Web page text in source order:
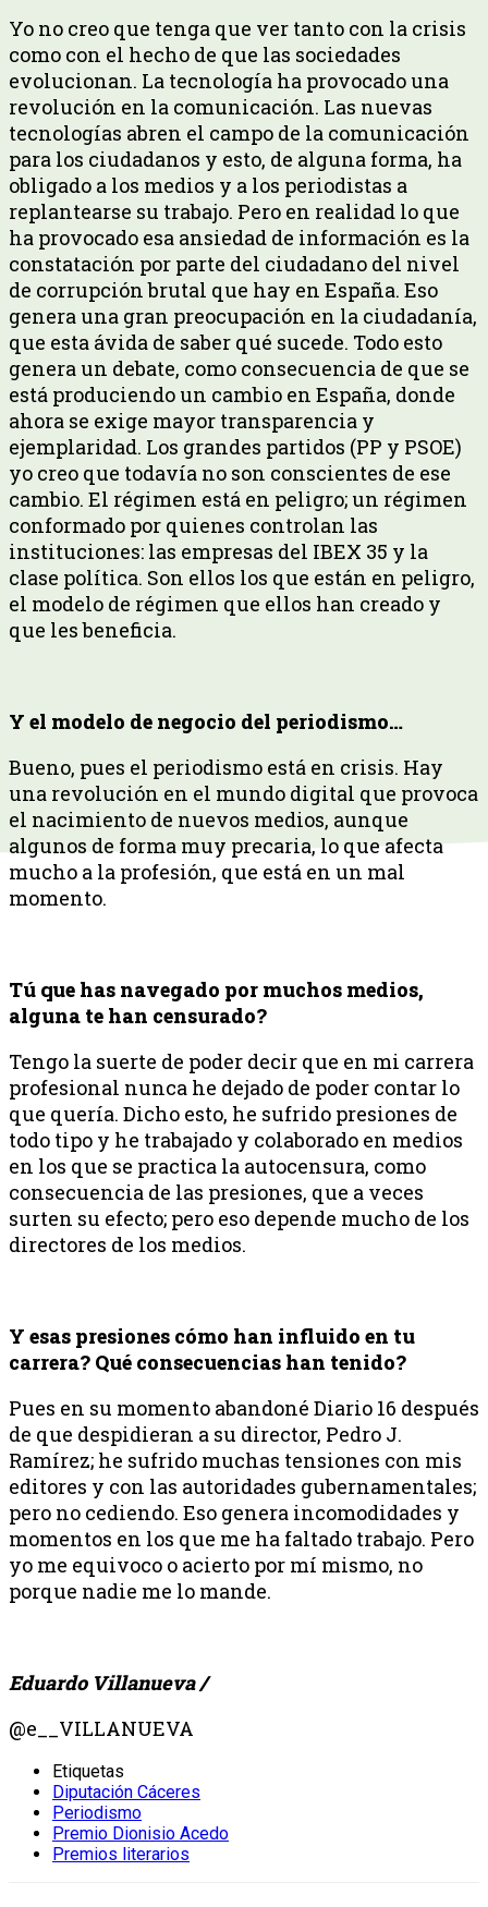
Yo no creo que tenga que ver tanto con la crisis
como con el hecho de que las sociedades
evolucionan. La tecnología ha provocado una
revolución en la comunicación. Las nuevas
tecnologías abren el campo de la comunicación
para los ciudadanos y esto, de alguna forma, ha
obligado a los medios y a los periodistas a
replantearse su trabajo. Pero en realidad lo que
ha provocado esa ansiedad de información es la
constatación por parte del ciudadano del nivel
de corrupción brutal que hay en España. Eso
genera una gran preocupación en la ciudadanía,
que esta ávida de saber qué sucede. Todo esto
genera un debate, como consecuencia de que se
está produciendo un cambio en España, donde
ahora se exige mayor transparencia y
ejemplaridad. Los grandes partidos (PP y PSOE)
yo creo que todavía no son conscientes de ese
cambio. El régimen está en peligro; un régimen
conformado por quienes controlan las
instituciones: las empresas del IBEX 35 y la
clase política. Son ellos los que están en peligro,
el modelo de régimen que ellos han creado y
que les beneficia.
Y el modelo de negocio del periodismo…
Bueno, pues el periodismo está en crisis. Hay
una revolución en el mundo digital que provoca
el nacimiento de nuevos medios, aunque
algunos de forma muy precaria, lo que afecta
mucho a la profesión, que está en un mal
momento.
Tú que has navegado por muchos medios,
alguna te han censurado?
Tengo la suerte de poder decir que en mi carrera
profesional nunca he dejado de poder contar lo
que quería. Dicho esto, he sufrido presiones de
todo tipo y he trabajado y colaborado en medios
en los que se practica la autocensura, como
consecuencia de las presiones, que a veces
surten su efecto; pero eso depende mucho de los
directores de los medios.
Y esas presiones cómo han influido en tu
carrera? Qué consecuencias han tenido?
Pues en su momento abandoné Diario 16 después
de que despidieran a su director, Pedro J.
Ramírez; he sufrido muchas tensiones con mis
editores y con las autoridades gubernamentales;
pero no cediendo. Eso genera incomodidades y
momentos en los que me ha faltado trabajo. Pero
yo me equivoco o acierto por mí mismo, no
porque nadie me lo mande.
Eduardo Villanueva /
@e__VILLANUEVA
Etiquetas
Diputación Cáceres
Periodismo
Premio Dionisio Acedo
Premios literarios